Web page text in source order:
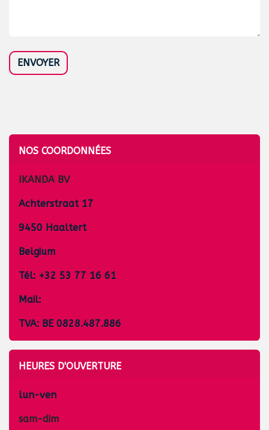
ENVOYER
NOS COORDONNÉES
IKANDA BV
Achterstraat 17
9450 Haaltert
Belgium
Tél: +32 53 77 16 61
Mail:
TVA: BE 0828.487.886
HEURES D'OUVERTURE
lun-ven
sam-dim